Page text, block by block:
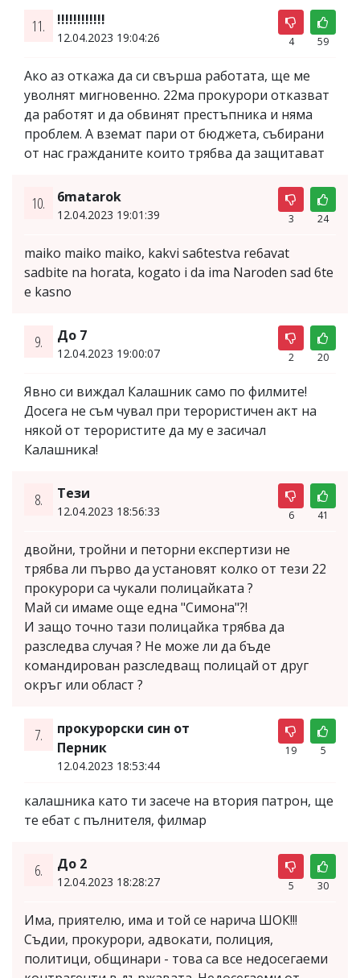
11. !!!!!!!!!!!!
12.04.2023 19:04:26 4 59
Ако аз откажа да си свърша работата, ще ме
уволнят мигновенно. 22ма прокурори отказват
да работят и да обвинят престъпника и няма
проблем. А вземат пари от бюджета, събирани
от нас гражданите които трябва да защитават
10. 6matarok
12.04.2023 19:01:39 3 24
maiko maiko maiko, kakvi sa6testva re6avat
sadbite na horata, kogato i da ima Naroden sad 6te
e kasno
9. До 7
12.04.2023 19:00:07 2 20
Явно си виждал Калашник само по филмите!
Досега не съм чувал при терористичен акт на
някой от терористите да му е засичал
Калашника!
8. Тези
12.04.2023 18:56:33 6 41
двойни, тройни и петорни експертизи не
трябва ли първо да установят колко от тези 22
прокурори са чукали полицайката ?
Май си имаме още една "Симона"?!
И защо точно тази полицайка трябва да
разследва случая ? Не може ли да бъде
командирован разследващ полицай от друг
окръг или област ?
7.
прокурорски син от
Перник
12.04.2023 18:53:44
19 5
калашника като ти засече на втория патрон, ще
те ебат с пълнителя, филмар
6. До 2
12.04.2023 18:28:27 5 30
Има, приятелю, има и той се нарича ШОК!!!
Съдии, прокурори, адвокати, полиция,
политици, общинари - това са все недосегаеми